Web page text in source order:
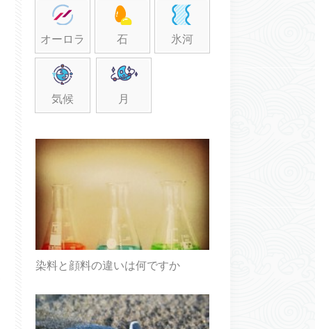
オーロラ 石 氷河
気候 月
染料と顔料の違いは何ですか